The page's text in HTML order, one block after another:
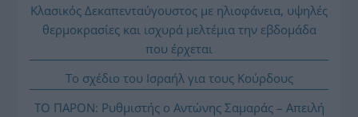
Κλασικός Δεκαπενταύγουστος με ηλιοφάνεια, υψηλές
θερμοκρασίες και ισχυρά μελτέμια την εβδομάδα
που έρχεται
Το σχέδιο του Ισραήλ για τους Κούρδους
ΤΟ ΠΑΡΟΝ: Ρυθμιστής ο Αντώνης Σαμαράς – Απειλή